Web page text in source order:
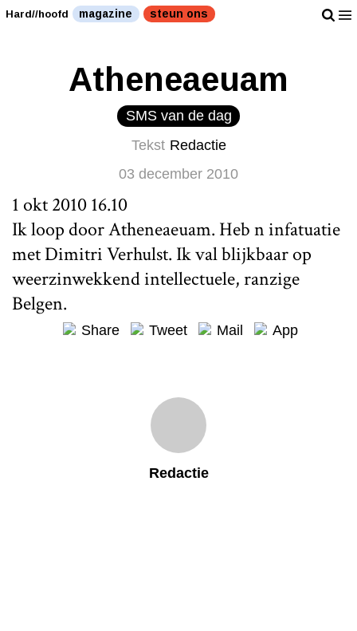
Hard//hoofd magazine steun ons
Atheneaeuam
SMS van de dag
Tekst Redactie
03 december 2010
1 okt 2010 16.10
Ik loop door Atheneaeuam. Heb n infatuatie
met Dimitri Verhulst. Ik val blijkbaar op
weerzinwekkend intellectuele, ranzige
Belgen.
Share Tweet Mail App
Redactie